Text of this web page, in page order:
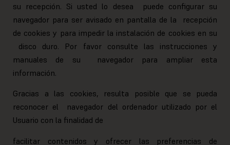
su recepción. Si usted lo desea puede configurar su
navegador para ser avisado en pantalla de la recepción
de cookies y para impedir la instalación de cookies en su
disco duro. Por favor consulte las instrucciones y
manuales de su navegador para ampliar esta
información.
Gracias a las cookies, resulta posible que se pueda
reconocer el navegador del ordenador utilizado por el
Usuario con la finalidad de
facilitar contenidos y ofrecer las preferencias de